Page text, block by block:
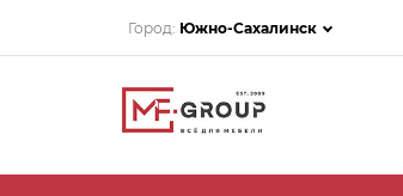
Город: Южно-Сахалинск